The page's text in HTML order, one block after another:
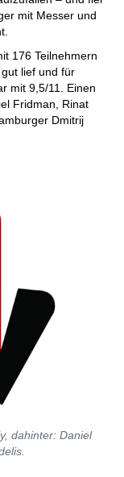
mit Messer und
176 Teilnehmern
lief und für
mit 9,5/11. Einen
Fridman, Rinat
Dmitrij
dahinter: Daniel